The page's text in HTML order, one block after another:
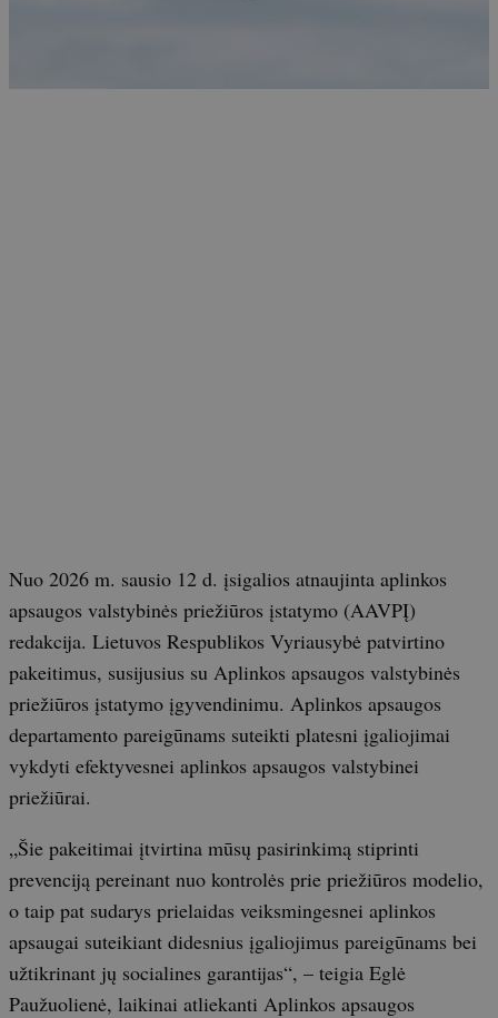
Nuo 2026 m. sausio 12 d. įsigalios atnaujinta aplinkos
apsaugos valstybinės priežiūros įstatymo (AAVPĮ)
redakcija. Lietuvos Respublikos Vyriausybė patvirtino
pakeitimus, susijusius su Aplinkos apsaugos valstybinės
priežiūros įstatymo įgyvendinimu. Aplinkos apsaugos
departamento pareigūnams suteikti platesni įgaliojimai
vykdyti efektyvesnei aplinkos apsaugos valstybinei
priežiūrai.
„Šie pakeitimai įtvirtina mūsų pasirinkimą stiprinti
prevenciją pereinant nuo kontrolės prie priežiūros modelio,
o taip pat sudarys prielaidas veiksmingesnei aplinkos
apsaugai suteikiant didesnius įgaliojimus pareigūnams bei
užtikrinant jų socialines garantijas“, – teigia Eglė
Paužuolienė, laikinai atliekanti Aplinkos apsaugos